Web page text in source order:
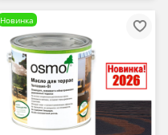
Новинка